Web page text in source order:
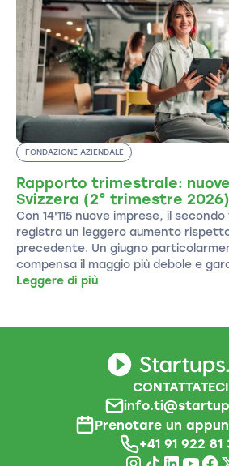
FONDAZIONE AZIENDALE
Rapporto trimestrale:
Svizzera (2° trimestre 2026)
Con 14'115 nuove imprese, il
registra un leggero aumento
precedente. Un giugno
compensa il maggio più debole e
Leggere di più
CONTATTATECI
Prenotare un
+41 91 922 81